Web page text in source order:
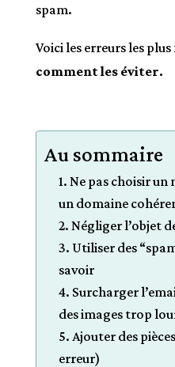
spam.
Voici les erreurs les
comment les éviter.
Au sommaire
1. Ne pas choisir
un domaine
2. Négliger l’objet
3. Utiliser des
savoir
4. Surcharger
des images trop
5. Ajouter des
erreur)